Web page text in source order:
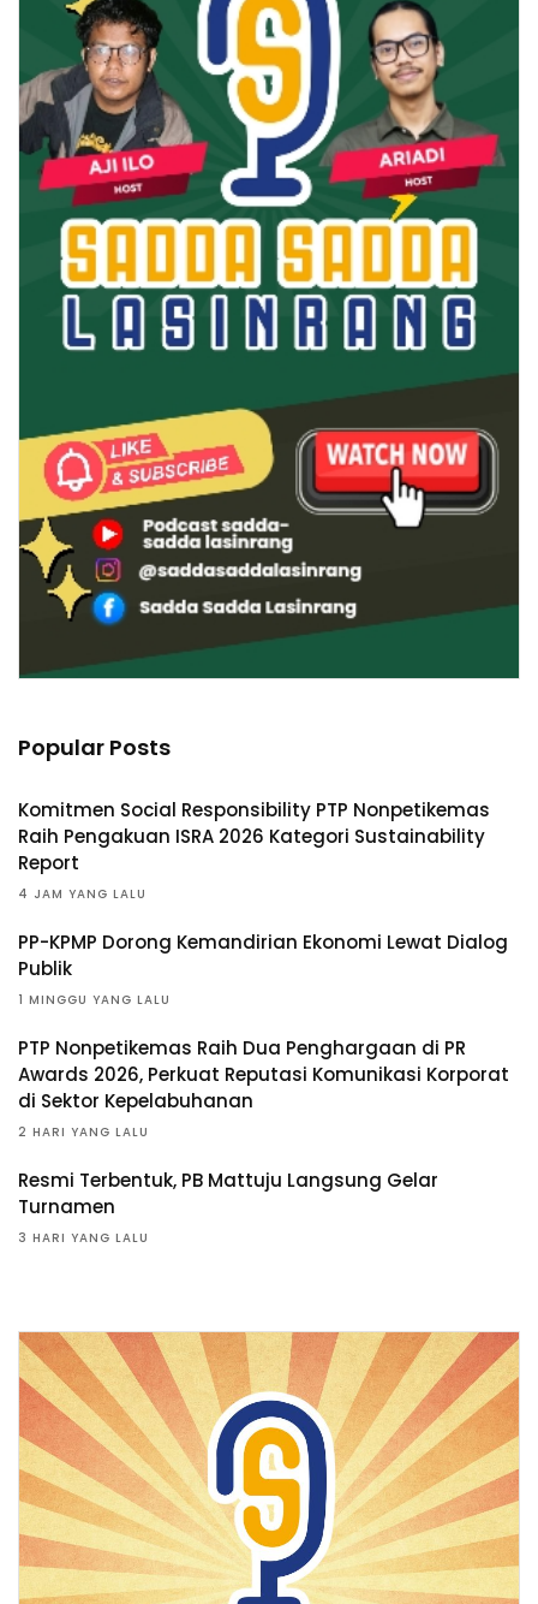
Popular Posts
Komitmen Social Responsibility PTP Nonpetikemas
Raih Pengakuan ISRA 2026 Kategori Sustainability
Report
4 JAM YANG LALU
PP-KPMP Dorong Kemandirian Ekonomi Lewat Dialog
Publik
1 MINGGU YANG LALU
PTP Nonpetikemas Raih Dua Penghargaan di PR
Awards 2026, Perkuat Reputasi Komunikasi Korporat
di Sektor Kepelabuhanan
2 HARI YANG LALU
Resmi Terbentuk, PB Mattuju Langsung Gelar
Turnamen
3 HARI YANG LALU